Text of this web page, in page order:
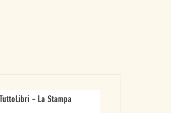
TuttoLibri - La Stampa